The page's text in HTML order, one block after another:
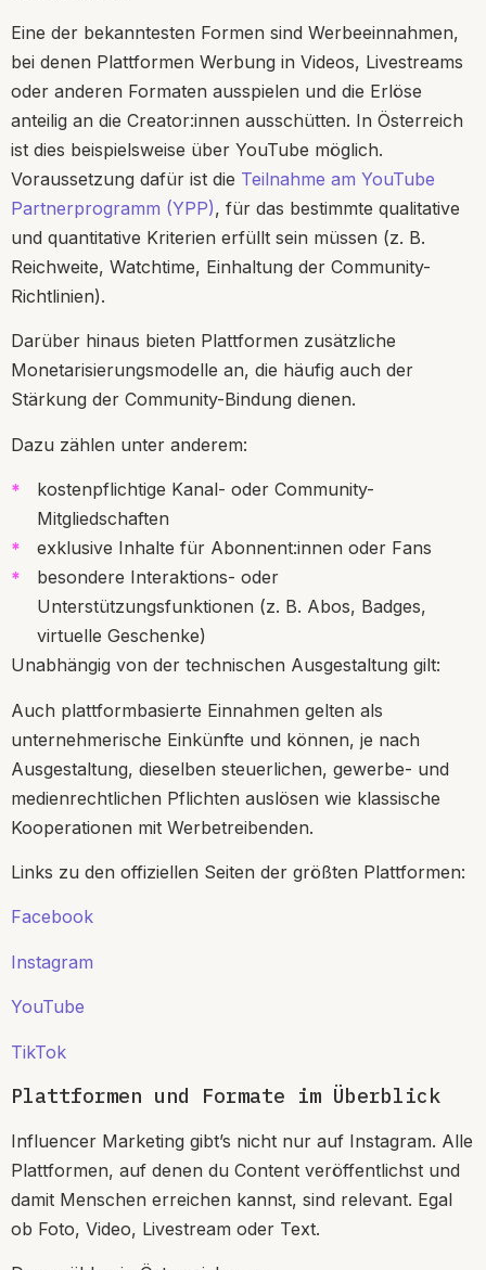
Eine der bekanntesten Formen sind Werbeeinnahmen,
bei denen Plattformen Werbung in Videos, Livestreams
oder anderen Formaten ausspielen und die Erlöse
anteilig an die Creator:innen ausschütten. In Österreich
ist dies beispielsweise über YouTube möglich.
Voraussetzung dafür ist die Teilnahme am YouTube
Partnerprogramm (YPP), für das bestimmte qualitative
und quantitative Kriterien erfüllt sein müssen (z. B.
Reichweite, Watchtime, Einhaltung der Community-
Richtlinien).
Darüber hinaus bieten Plattformen zusätzliche
Monetarisierungsmodelle an, die häufig auch der
Stärkung der Community-Bindung dienen.
Dazu zählen unter anderem:
kostenpflichtige Kanal- oder Community-
Mitgliedschaften
exklusive Inhalte für Abonnent:innen oder Fans
besondere Interaktions- oder
Unterstützungsfunktionen (z. B. Abos, Badges,
virtuelle Geschenke)
Unabhängig von der technischen Ausgestaltung gilt:
Auch plattformbasierte Einnahmen gelten als
unternehmerische Einkünfte und können, je nach
Ausgestaltung, dieselben steuerlichen, gewerbe- und
medienrechtlichen Pflichten auslösen wie klassische
Kooperationen mit Werbetreibenden.
Links zu den offiziellen Seiten der größten Plattformen:
Facebook
Instagram
YouTube
TikTok
Plattformen und Formate im Überblick
Influencer Marketing gibt’s nicht nur auf Instagram. Alle
Plattformen, auf denen du Content veröffentlichst und
damit Menschen erreichen kannst, sind relevant. Egal
ob Foto, Video, Livestream oder Text.